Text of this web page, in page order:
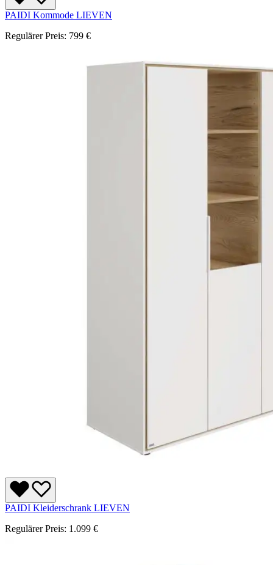
PAIDI Kommode LIEVEN
Regulärer Preis: 799 €
PAIDI Kleiderschrank LIEVEN
Regulärer Preis: 1.099 €